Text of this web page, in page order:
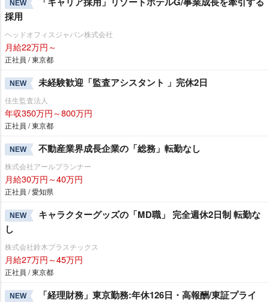
NEW
採用
ヘッドオフィスジャパン株式会社
月給22万円～
正社員 / 東京都
NEW 未経験歓迎「監査アシスタント 」完休2日
佳生監査法人
年収350万円～800万円
正社員 / 東京都
NEW 不動産業界成長企業の「総務」転勤なし
株式会社アールプランナー
月給30万円～40万円
正社員 / 愛知県
NEW
キャラクターグッズの「MD職」 完全週休2日制 転勤な
し
株式会社鈴木プラスチックス
月給27万円～45万円
正社員 / 東京都
NEW
「経理財務」東京勤務:年休126日・高報酬/東証プライ